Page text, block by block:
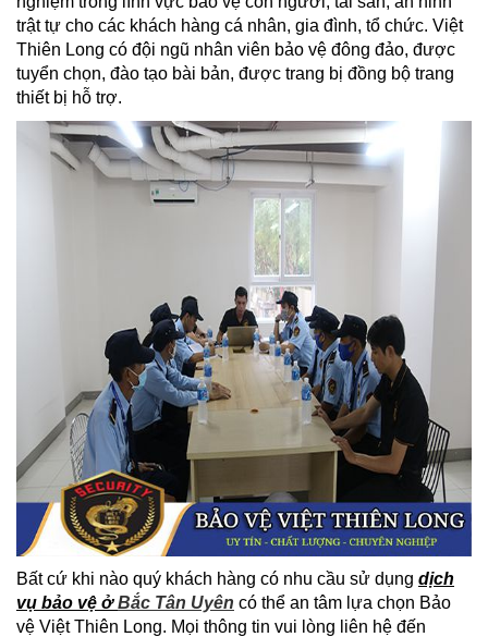
trật tự cho các khách hàng cá nhân, gia đình, tổ chức. Việt
Thiên Long có đội ngũ nhân viên bảo vệ đông đảo, được
tuyển chọn, đào tạo bài bản, được trang bị đồng bộ trang
thiết bị hỗ trợ.
Bất cứ khi nào quý khách hàng có nhu cầu sử dụng dịch
vụ bảo vệ ởBắc Tân Uyên có thể an tâm lựa chọn Bảo
vệ Việt Thiên Long. Mọi thông tin vui lòng liên hệ đến